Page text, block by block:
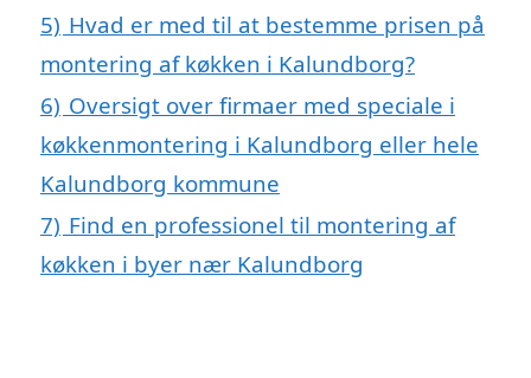
5) Hvad er med til at bestemme prisen på
montering af køkken i Kalundborg?
6) Oversigt over firmaer med speciale i
køkkenmontering i Kalundborg eller hele
Kalundborg kommune
7) Find en professionel til montering af
køkken i byer nær Kalundborg